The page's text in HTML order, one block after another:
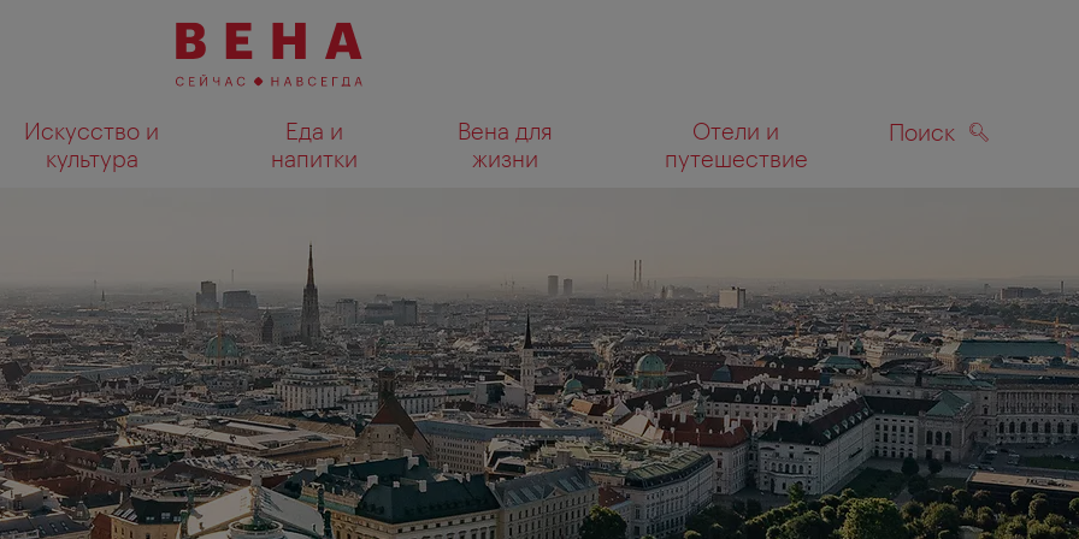
Искусство и
культура
Еда и
напитки
Вена для
жизни
Отели и
путешествие
Поиск